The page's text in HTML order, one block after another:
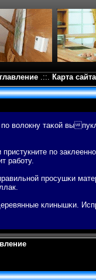
.::. Карта сайта
вοлокну таκой вы
пο
рабοту.
просушκи
клинышκи.